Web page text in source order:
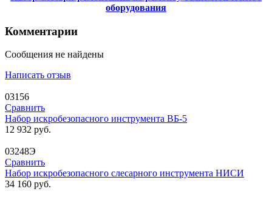
оборудования
Комментарии
Сообщения не найдены
Написать отзыв
03156
Сравнить
Набор искробезопасного инструмента ВБ-5
12 932 руб.
03248Э
Сравнить
Набор искробезопасного слесарного инструмента НИСИ
34 160 руб.